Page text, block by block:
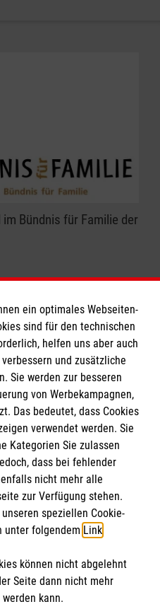
Bündnis für Familie der
ein optimales Webseiten-
sind für den technischen
helfen uns aber auch
und zusätzliche
Sie werden zur besseren
von Werbekampagnen,
Das bedeutet, dass Cookies
verwendet werden. Sie
Kategorien Sie zulassen
dass bei fehlender
nicht mehr alle
zur Verfügung stehen.
speziellen Cookie-
unter folgendem Link.
können nicht abgelehnt
Seite dann nicht mehr
kann.